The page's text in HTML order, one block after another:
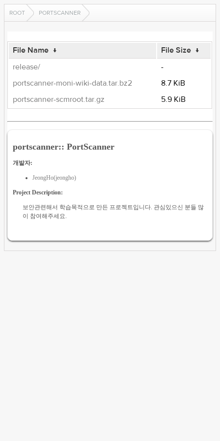
ROOT PORTSCANNER
File Name ↓ File Size ↓
release/
-
portscanner-moni-wiki-data.tar.bz2
8.7 KiB
portscanner-scmroot.tar.gz
5.9 KiB
portscanner:: PortScanner
개발자:
JeongHo(jeongho)
Project Description:
보안관련해서 학습목적으로 만든 프로젝트입니다. 관심있으신 분들 많
이 참여해주세요.